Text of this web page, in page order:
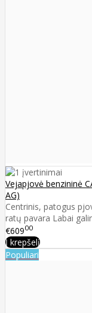
Vejapjovė benzininė
AG)
Centrinis, patogus
ratų pavara Labai
€60900
Į krepšelį
Populiari